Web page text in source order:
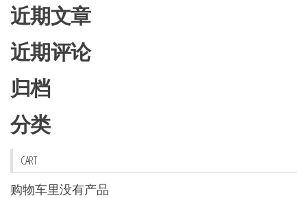
选
近期文章
近期评论
归档
分类
CART
购物车里没有产品